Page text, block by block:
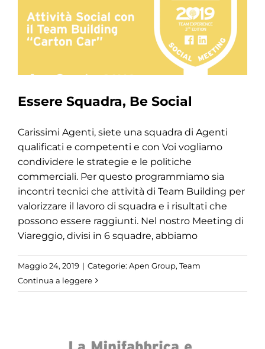
Essere Squadra, Be Social
Carissimi Agenti, siete una squadra di Agenti
qualificati e competenti e con Voi vogliamo
condividere le strategie e le politiche
commerciali. Per questo programmiamo sia
incontri tecnici che attività di Team Building per
valorizzare il lavoro di squadra e i risultati che
possono essere raggiunti. Nel nostro Meeting di
Viareggio, divisi in 6 squadre, abbiamo
Maggio 24, 2019 | Categorie: Apen Group, Team
Continua a leggere